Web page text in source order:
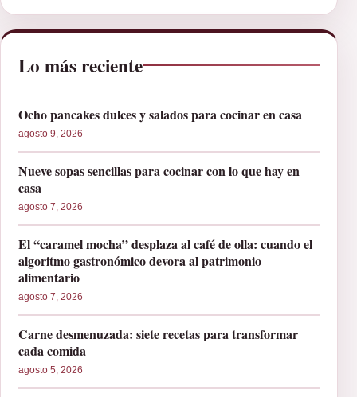
Lo más reciente
Ocho pancakes dulces y salados para cocinar en casa
agosto 9, 2026
Nueve sopas sencillas para cocinar con lo que hay en
casa
agosto 7, 2026
El “caramel mocha” desplaza al café de olla: cuando el
algoritmo gastronómico devora al patrimonio
alimentario
agosto 7, 2026
Carne desmenuzada: siete recetas para transformar
cada comida
agosto 5, 2026